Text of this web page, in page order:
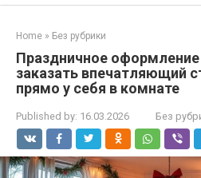
Home » Без рубрики
Праздничное
заказать впечатляющий
прямо у себя в комнате
Published by: 16.03.2026 Без